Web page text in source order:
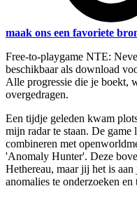
maak ons een favoriete
Free-to-playgame NTE:
beschikbaar als download
Alle progressie die je boekt,
overgedragen.
Een tijdje geleden kwam
mijn radar te staan. De
combineren met
'Anomaly Hunter'. Deze
Hethereau, maar jij het is
anomalies te onderzoeken